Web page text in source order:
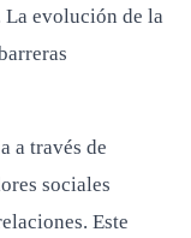
La evolución de la
a través de
sociales
Este